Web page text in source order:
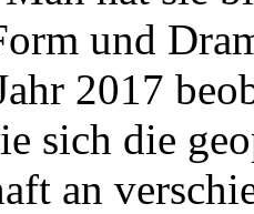
und
2017
sich die
an